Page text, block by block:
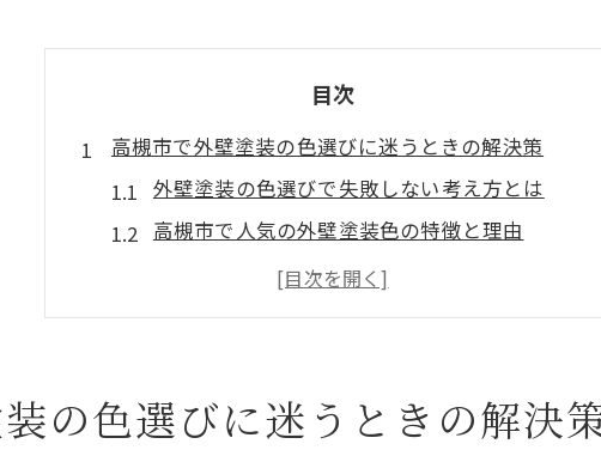
目次
高槻市で外壁塗装の色選びに迷うときの解決策
外壁塗装の色選びで失敗しない考え方とは
高槻市で人気の外壁塗装色の特徴と理由
実際の外壁塗装事例から学ぶ色の選び方
外壁塗装で後悔しないポイント徹底解説
外壁塗装の最新トレンド2025年版をチェック
2025年注目の外壁塗装色トレンド解説
の色選びに迷うときの解決